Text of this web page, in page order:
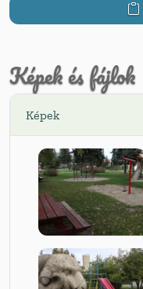
Képek és fájlok
Képek